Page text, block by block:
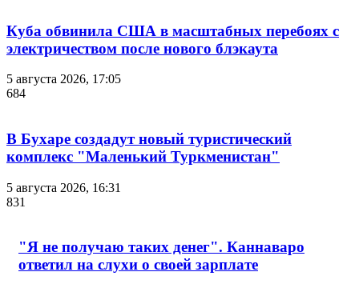
Куба обвинила США в масштабных перебоях с
электричеством после нового блэкаута
5 августа 2026, 17:05
684
В Бухаре создадут новый туристический
комплекс "Маленький Туркменистан"
5 августа 2026, 16:31
831
"Я не получаю таких денег". Каннаваро
ответил на слухи о своей зарплате